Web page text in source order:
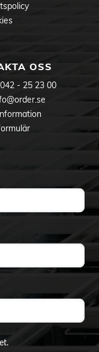
OSS
042 - 25 23 00